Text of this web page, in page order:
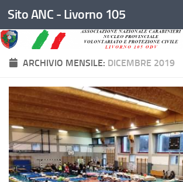
Salta al contenuto
Sito ANC - Livorno 105
ARCHIVIO MENSILE: DICEMBRE 2019